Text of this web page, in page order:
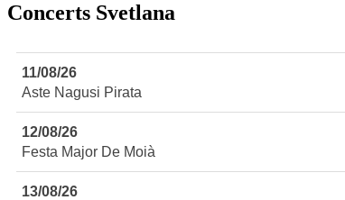
Concerts Svetlana
11/08/26
Aste Nagusi Pirata
12/08/26
Festa Major De Moià
13/08/26